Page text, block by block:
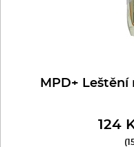
MPD+
124